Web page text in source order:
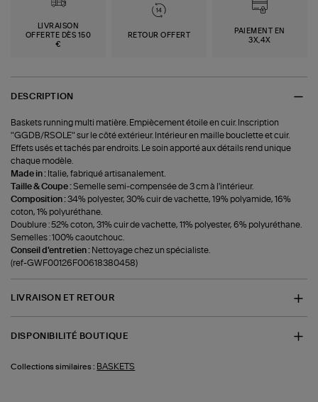
LIVRAISON
OFFERTE DÈS 150
€
RETOUR OFFERT
PAIEMENT EN
3X,4X
DESCRIPTION
Baskets running multi matière. Empiècement étoile en cuir. Inscription
"GGDB/RSOLE" sur le côté extérieur. Intérieur en maille bouclette et cuir.
Effets usés et tachés par endroits. Le soin apporté aux détails rend unique
chaque modèle.
Made in : Italie, fabriqué artisanalement.
Taille & Coupe :Semelle semi-compensée de 3 cm à l'intérieur.
Composition :34% polyester, 30% cuir de vachette, 19% polyamide, 16%
coton, 1% polyuréthane.
Doublure : 52% coton, 31% cuir de vachette, 11% polyester, 6% polyuréthane.
Semelles : 100% caoutchouc.
Conseil d'entretien : Nettoyage chez un spécialiste.
(ref-GWF00126F00618380458)
LIVRAISON ET RETOUR
DISPONIBILITÉ BOUTIQUE
Collections similaires : BASKETS